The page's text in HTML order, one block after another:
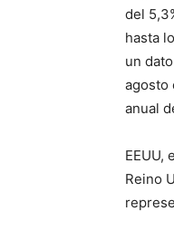
del
hasta
un
agosto
anual
EEUU,
Reino